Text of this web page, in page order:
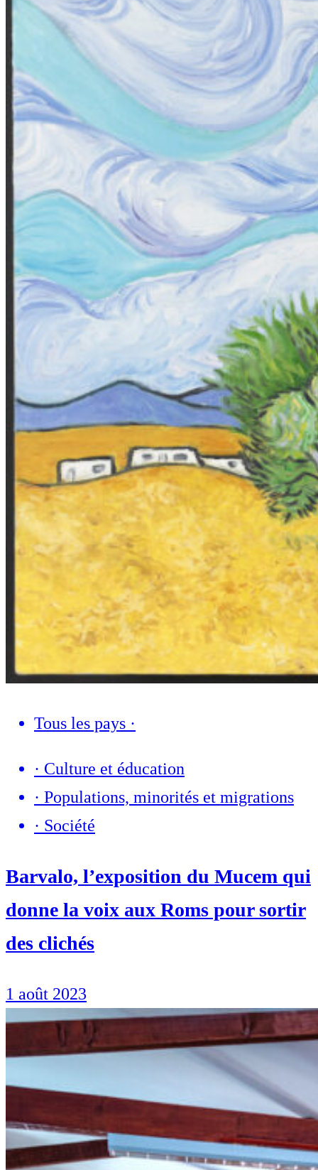
Tous les pays ·
· Culture et éducation
· Populations, minorités et migrations
· Société
Barvalo, l’exposition du Mucem qui
donne la voix aux Roms pour sortir
des clichés
1 août 2023